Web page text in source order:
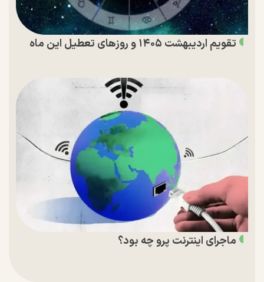
تقویم اردیبهشت ۱۴۰۵ و روز‌های تعطیل این ماه
ماجرای اینترنت پرو چه بود؟